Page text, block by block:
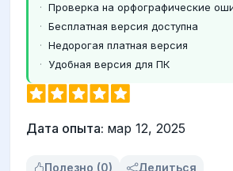
Проверка на орфографические
Бесплатная версия доступна
Недорогая платная версия
Удобная версия для ПК
Дата опыта: мар 12, 2025
Полезно (0) Делиться